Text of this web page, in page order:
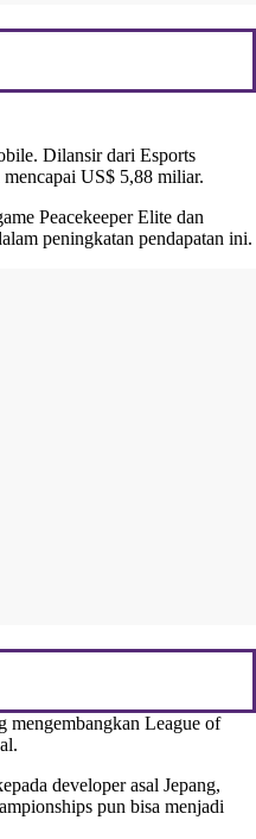
Dilansir dari Esports
US$ 5,88 miliar.
Peacekeeper Elite dan
peningkatan pendapatan ini.
mengembangkan League of
developer asal Jepang,
pun bisa menjadi